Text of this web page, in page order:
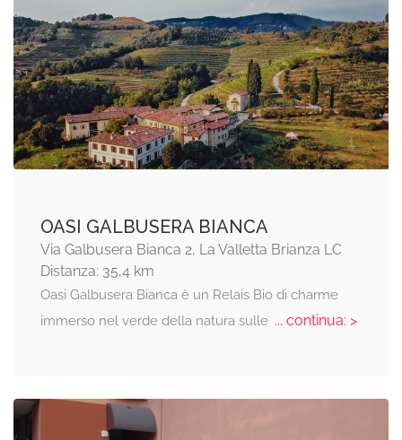
OASI GALBUSERA BIANCA
Via Galbusera Bianca 2, La Valletta Brianza LC
Distanza: 35,4 km
Oasi Galbusera Bianca è un Relais Bio di charme
immerso nel verde della natura sulle... continua: >